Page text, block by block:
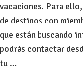
vacaciones. Para
de destinos con
que están buscando
podrás contactar
tu …